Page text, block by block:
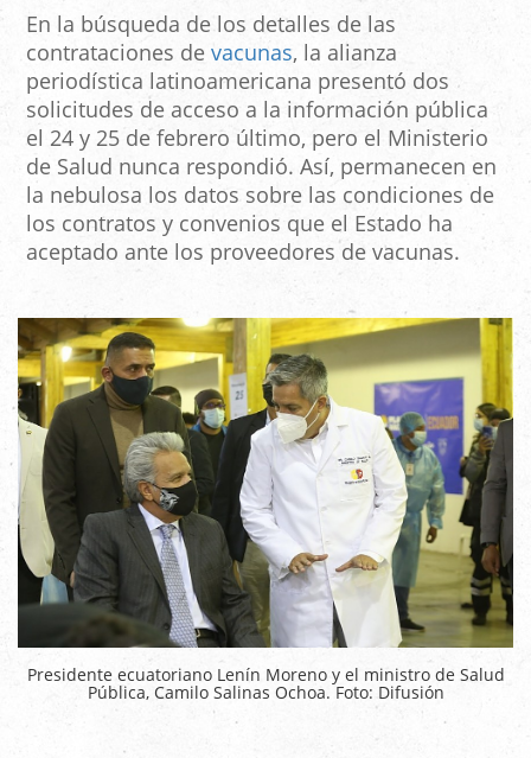
En la búsqueda de los detalles de las
contrataciones de vacunas, la alianza
periodística latinoamericana presentó dos
solicitudes de acceso a la información pública
el 24 y 25 de febrero último, pero el Ministerio
de Salud nunca respondió. Así, permanecen en
la nebulosa los datos sobre las condiciones de
los contratos y convenios que el Estado ha
aceptado ante los proveedores de vacunas.
Presidente ecuatoriano Lenín Moreno y el ministro de Salud
Pública, Camilo Salinas Ochoa. Foto: Difusión